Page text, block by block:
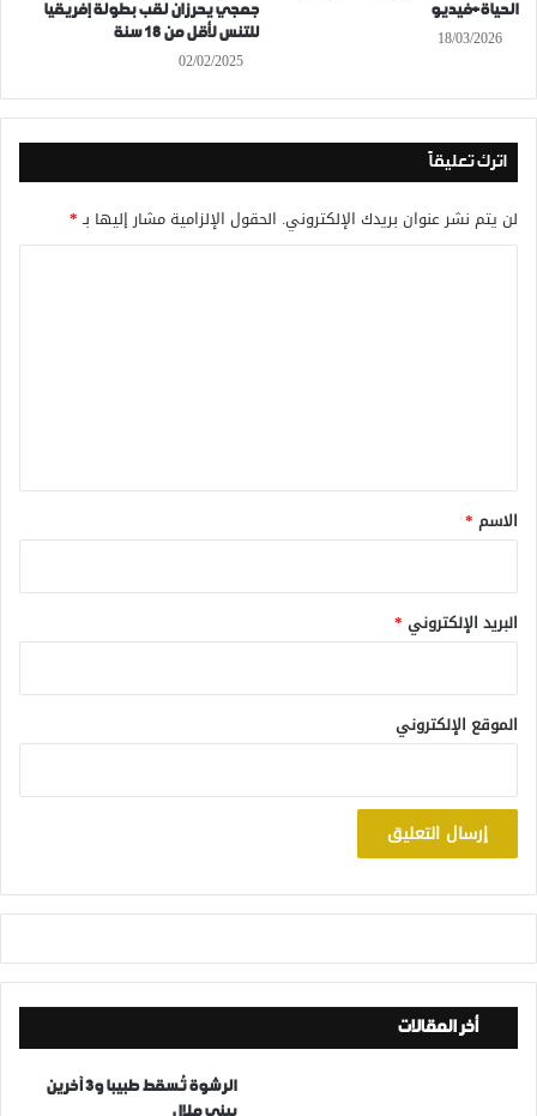
الحياة+فيديو
18/03/2026
جمجي يحرزان لقب بطولة إفريقيا
للتنس لأقل من 18 سنة
02/02/2025
اترك تعليقاً
لن يتم نشر عنوان بريدك الإلكتروني. الحقول الإلزامية مشار إليها بـ*
*
الاسم *
البريد الإلكتروني *
الموقع الإلكتروني
أخر المقالات
الرشوة تُسقط طبيبا و3 آخرين
ببني ملال